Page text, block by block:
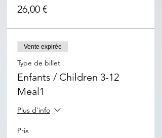
26,00 €
Vente expirée
Type de billet
Enfants / Children 3-12
Meal1
Plus d'info
Prix